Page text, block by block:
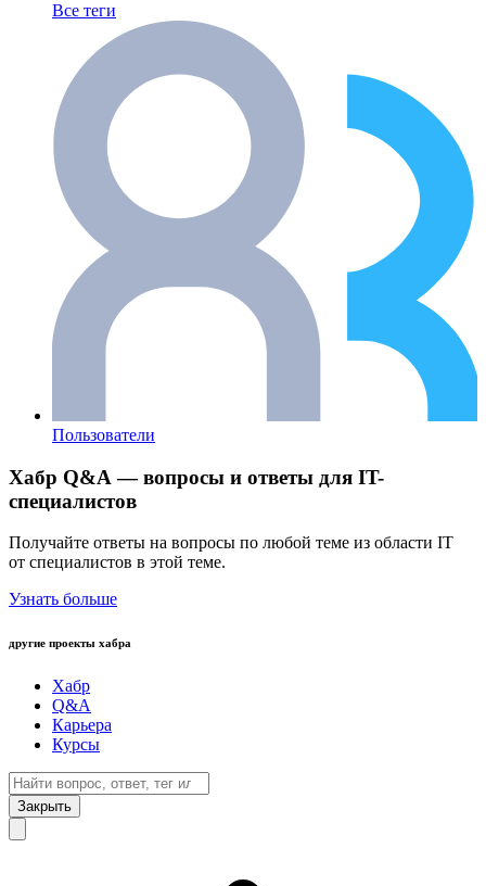
Все теги
Пользователи
Хабр Q&A — вопросы и ответы для IT-
специалистов
Получайте ответы на вопросы по любой теме из области IT
от специалистов в этой теме.
Узнать больше
другие проекты хабра
Хабр
Q&A
Карьера
Курсы
Закрыть